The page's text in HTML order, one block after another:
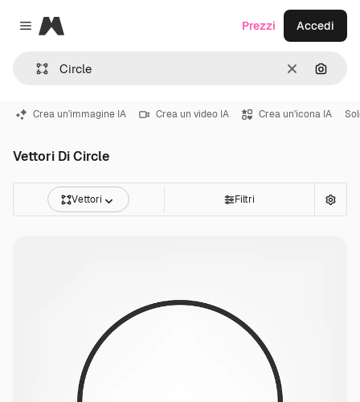
Close menu
Magnific
CancellaCerca
Prezzi Accedi
Crea un'immagine IA Crea un video IA Crea un'icona IA
Vettori Di Circle
Vettori Filtri